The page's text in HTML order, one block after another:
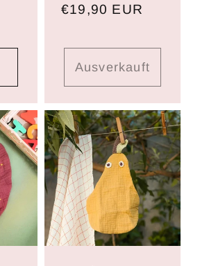
VerkaufspreisNormaler
€19,90 EUR
Ausverkauft